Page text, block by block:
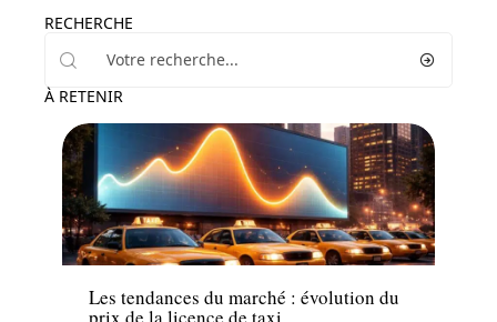
RECHERCHE
À RETENIR
Transport
Les tendances du marché : évolution du
prix de la licence de taxi